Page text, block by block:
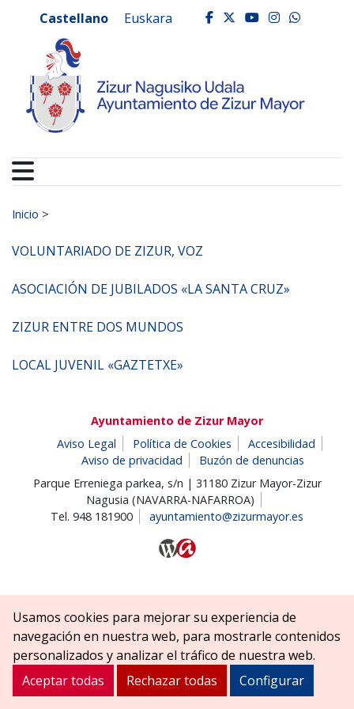
Ayuntamiento de
Castellano Euskara facebook
twitter
youtube
Buscar:
Inicio >
VOLUNTARIADO DE ZIZUR, VOZ
ASOCIACIÓN DE JUBILADOS «LA SANTA CRUZ»
ZIZUR ENTRE DOS MUNDOS
LOCAL JUVENIL «GAZTETXE»
Ayuntamiento de Zizur Mayor
Aviso Legal
Política de Cookies
Accesibilidad
Aviso de privacidad
Buzón de denuncias
Parque Erreniega parkea, s/n | 31180 Zizur Mayor-Zizur
Nagusia (NAVARRA-NAFARROA)
Tel. 948 181900
ayuntamiento@zizurmayor.es
Usamos cookies para mejorar su experiencia de
navegación en nuestra web, para mostrarle contenidos
personalizados y analizar el tráfico de nuestra web.
Aceptar todas
Rechazar todas Configurar